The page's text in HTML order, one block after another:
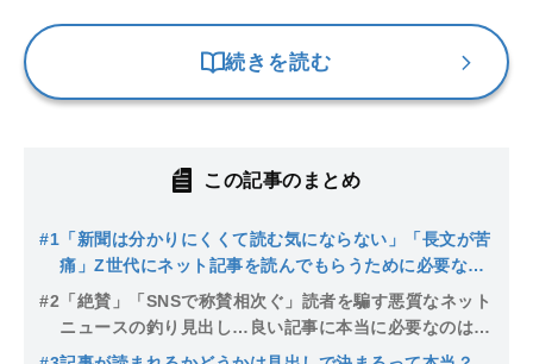
続きを読む
この記事のまとめ
#1 「新聞は分かりにくくて読む気にならない」「長文が苦
痛」Z世代にネット記事を読んでもらうために必要なテ
クニック
#2 「絶賛」「SNSで称賛相次ぐ」読者を騙す悪質なネット
ニュースの釣り見出し…良い記事に本当に必要なのは
「自分事となるストーリー」